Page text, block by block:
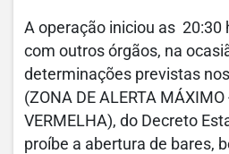
A operação iniciou as
com outros órgãos, na
determinações previstas
(ZONA DE ALERTA MÁXIMO
VERMELHA), do Decreto
proíbe a abertura de bares,